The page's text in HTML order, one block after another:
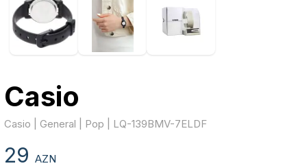
Casio
Casio | General | Pop | LQ-139BMV-7ELDF
29AZN